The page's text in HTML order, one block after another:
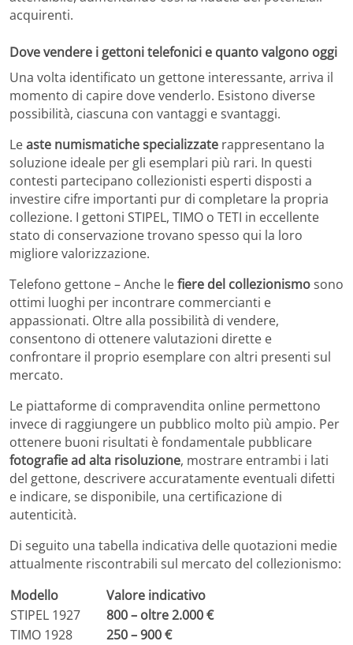
acquirenti.
Dove vendere i gettoni telefonici e quanto valgono oggi
Una volta identificato un gettone interessante, arriva il
momento di capire dove venderlo. Esistono diverse
possibilità, ciascuna con vantaggi e svantaggi.
Leaste numismatiche specializzate rappresentano la
soluzione ideale per gli esemplari più rari. In questi
contesti partecipano collezionisti esperti disposti a
investire cifre importanti pur di completare la propria
collezione. I gettoni STIPEL, TIMO o TETI in eccellente
stato di conservazione trovano spesso qui la loro
migliore valorizzazione.
Telefono gettone – Anche lefiere del collezionismosono
ottimi luoghi per incontrare commercianti e
appassionati. Oltre alla possibilità di vendere,
consentono di ottenere valutazioni dirette e
confrontare il proprio esemplare con altri presenti sul
mercato.
Le piattaforme di compravendita online permettono
invece di raggiungere un pubblico molto più ampio. Per
ottenere buoni risultati è fondamentale pubblicare
fotografie ad alta risoluzione, mostrare entrambi i lati
del gettone, descrivere accuratamente eventuali difetti
e indicare, se disponibile, una certificazione di
autenticità.
Di seguito una tabella indicativa delle quotazioni medie
attualmente riscontrabili sul mercato del collezionismo:
Modello
Valore indicativo
STIPEL 1927
800 – oltre 2.000 €
TIMO 1928
250 – 900 €